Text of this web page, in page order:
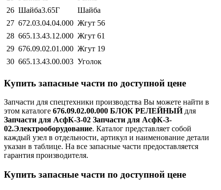
26 Шайба3.65Г
Шайба
27 672.03.04.04.000 Жгут 56
28 665.13.43.12.000 Жгут 61
29 676.09.02.01.000 Жгут 19
30 665.13.43.00.003 Уголок
Купить запасные части по доступной цене
Запчасти для спецтехники производства Вы можете найти в
этом каталоге 676.09.02.00.000 БЛОК РЕЛЕЙНЫЙдля
Запчасти для АсфК-3-02 Запчасти для АсфК-3-
02.Электрооборудование. Каталог представляет собой
каждый узел в отдельности, артикул и наименование детали
указан в таблице. На все запасные части предоставляется
гарантия производителя.
Купить запасные части по доступной цене